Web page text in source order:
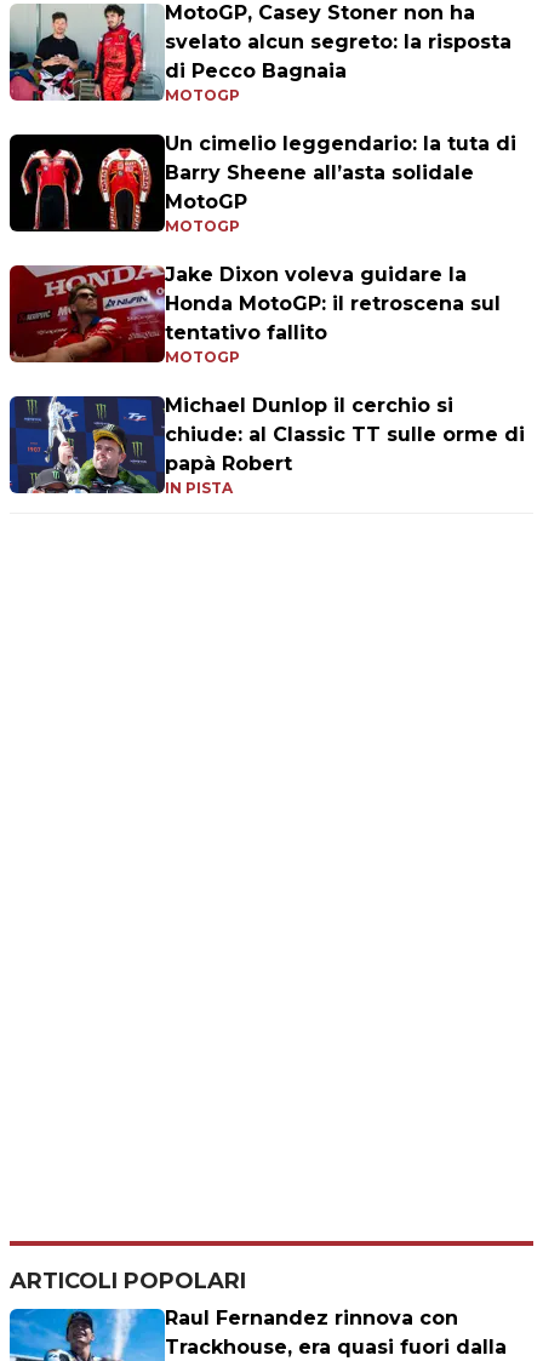
MotoGP, Casey Stoner non ha
svelato alcun segreto: la risposta
di Pecco Bagnaia
MOTOGP
Un cimelio leggendario: la tuta di
Barry Sheene all’asta solidale
MotoGP
MOTOGP
Jake Dixon voleva guidare la
Honda MotoGP: il retroscena sul
tentativo fallito
MOTOGP
Michael Dunlop il cerchio si
chiude: al Classic TT sulle orme di
papà Robert
IN PISTA
ARTICOLI POPOLARI
Raul Fernandez rinnova con
Trackhouse, era quasi fuori dalla